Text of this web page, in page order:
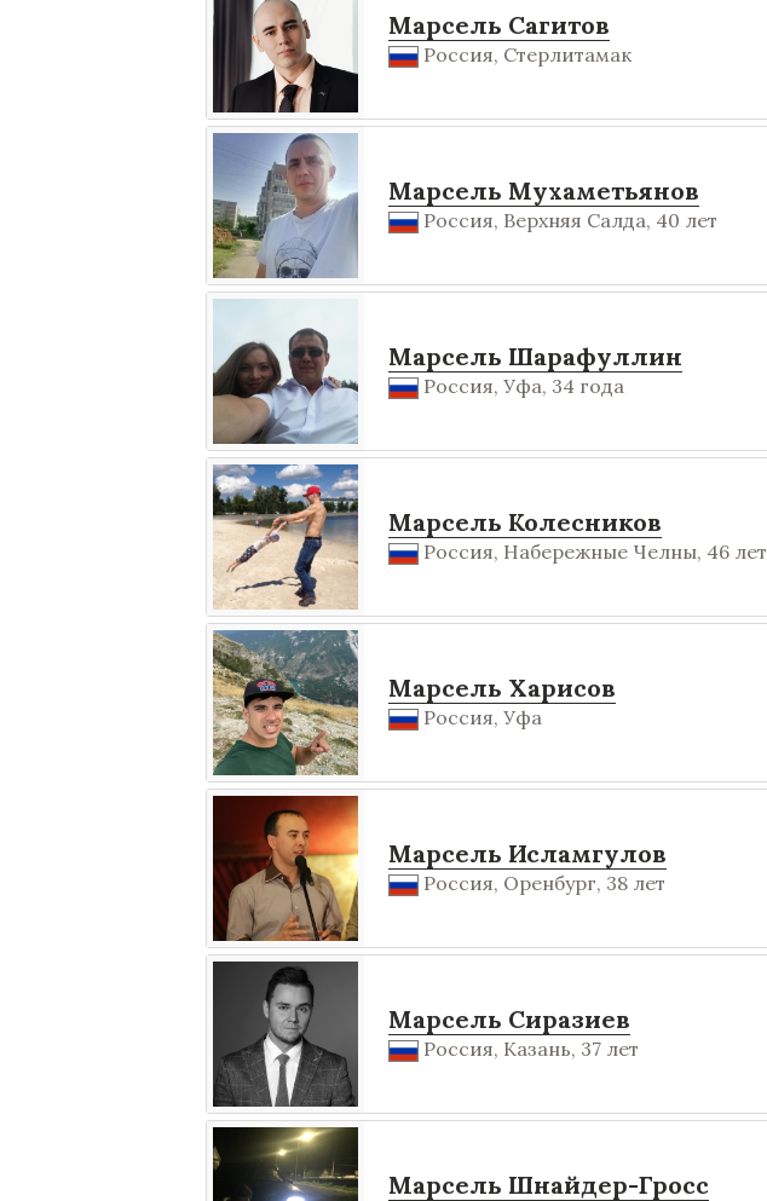
Марсель Сагитов
Россия, Стерлитамак
Марсель Мухаметьянов
Россия, Верхняя Салда, 40 лет
Марсель Шарафуллин
Россия, Уфа, 34 года
Марсель Колесников
Россия, Набережные Челны, 46 лет
Марсель Харисов
Россия, Уфа
Марсель Исламгулов
Россия, Оренбург, 38 лет
Марсель Сиразиев
Россия, Казань, 37 лет
Марсель Шнайдер-Гросс